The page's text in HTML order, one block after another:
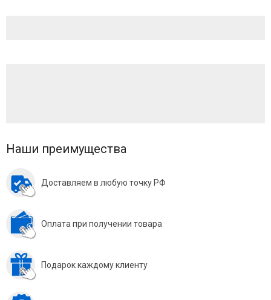
Наши преимущества
Доставляем в любую точку РФ
Оплата при получении товара
Подарок каждому клиенту